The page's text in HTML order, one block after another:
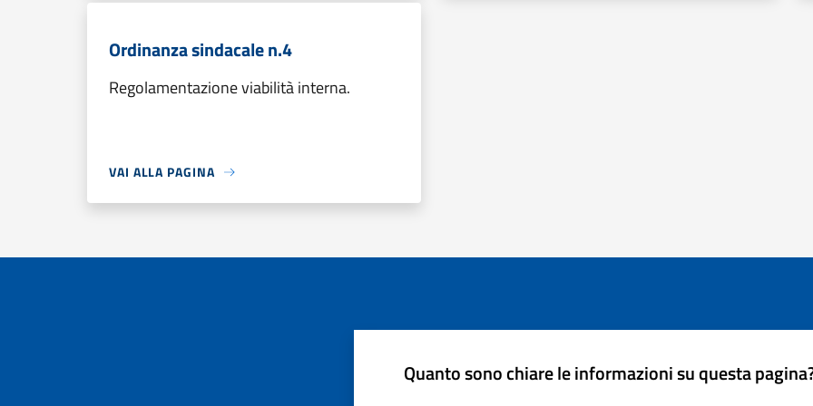
Ordinanza sindacale n.4
Regolamentazione viabilità interna.
VAI ALLA PAGINA
Quanto sono chiare le informazioni su questa